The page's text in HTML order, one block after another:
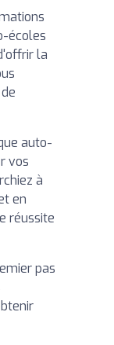
écoles
la
auto-
vos
à
en
réussite
pas